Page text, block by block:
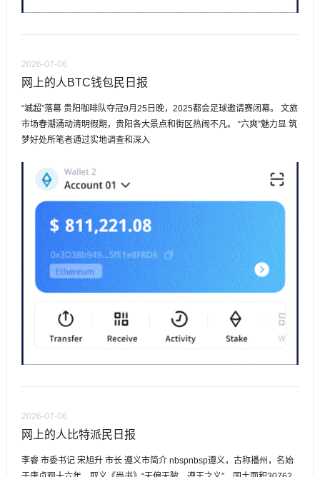
2026-07-06
网上的人BTC钱包民日报
“城超”落幕 贵阳咖啡队夺冠9月25日晚，2025都会足球邀请赛闭幕。 文旅
市场春潮涌动清明假期，贵阳各大景点和街区热闹不凡。 “六爽”魅力显 筑
梦好处所笔者通过实地调查和深入
2026-07-06
网上的人比特派民日报
李睿 市委书记 宋旭升 市长 遵义市简介 nbspnbsp遵义，古称播州，名始